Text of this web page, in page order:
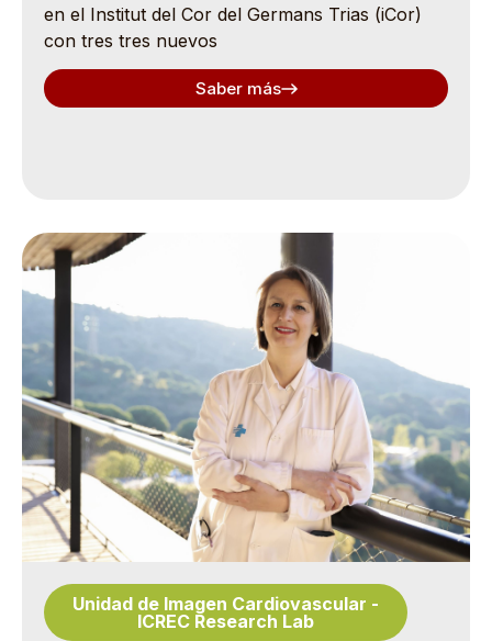
en el Institut del Cor del Germans Trias (iCor)
con tres tres nuevos
Saber más
Unidad de Imagen Cardiovascular -
ICREC Research Lab